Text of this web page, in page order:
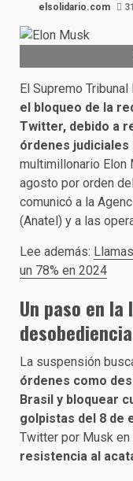
elsolidario.com
El Supremo
el bloqueo de la
Twitter, debido a
órdenes
multimillonario Elon
agosto por orden
comunicó a la
(Anatel) y a las
Lee además:
un 78% en 2024
Un paso en
La suspensión
órdenes como
Brasil y bloquear
golpistas del 8 de
Twitter por Musk
resistencia al